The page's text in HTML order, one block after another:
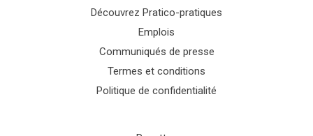
Découvrez Pratico-pratiques
Emplois
Communiqués de presse
Termes et conditions
Politique de confidentialité